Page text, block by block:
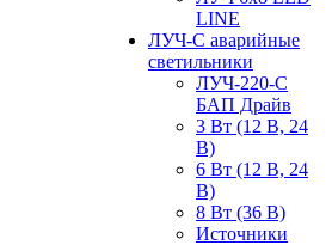
LINE
ЛУЧ-С аварийные
светильники
ЛУЧ-220-С
БАП Драйв
3 Вт (12 В, 24
В)
6 Вт (12 В, 24
В)
8 Вт (36 В)
Источники